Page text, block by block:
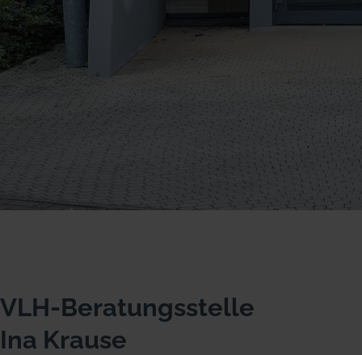
VLH-Beratungsstelle
Ina Krause